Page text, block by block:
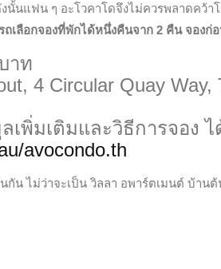
นั้นแฟน ๆ อะโวคาโดจึงไม่ควรพลาดคว้า
ถเลือกจองที่พักได้หนึ่งคืนจาก 2 คืน จอง
าท
4 Circular Quay
เพิ่มเติมและวิธีการจอง ไ
avocondo.th
กัน ไม่ว่าจะเป็น วิลลา อพาร์ตเมนต์ บ้าน